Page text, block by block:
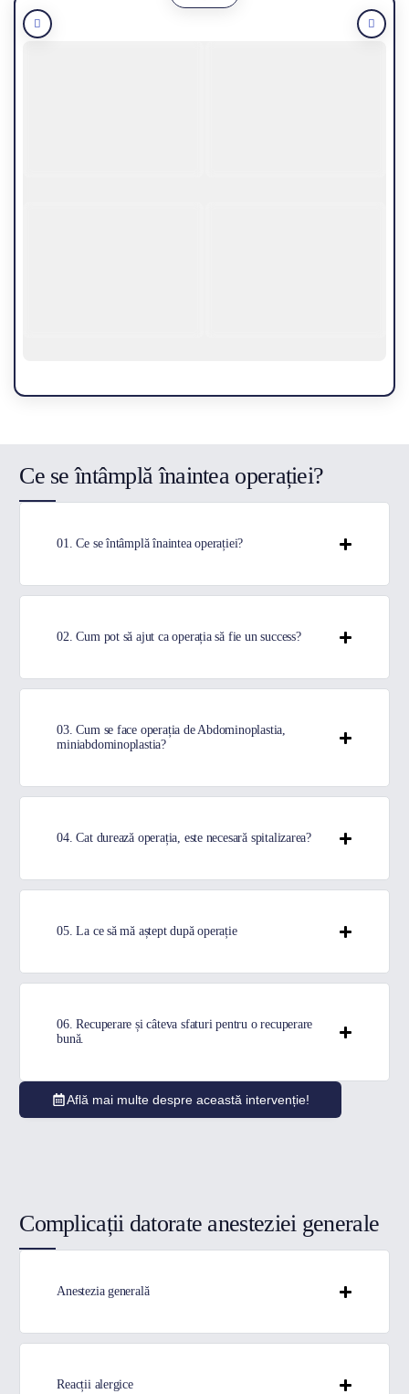
Ce se întâmplă înaintea operației?
01. Ce se întâmplă înaintea operației?
02. Cum pot să ajut ca operația să fie un success?
03. Cum se face operația de Abdominoplastia,
miniabdominoplastia?
04. Cat durează operația, este necesară spitalizarea?
05. La ce să mă aștept după operație
06. Recuperare și câteva sfaturi pentru o recuperare
bună.
Află mai multe despre această intervenție!
Complicații datorate anesteziei generale
Anestezia generală
Reacții alergice